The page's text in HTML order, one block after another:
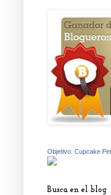
Objetivo: Cupcake
Busca en el blog